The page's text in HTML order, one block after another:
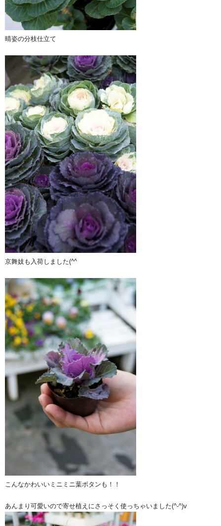
晴姿の分枝仕立て
京舞妓も入荷しました(^^ゞ
こんなかわいいミニミニ葉ボタンも！！
あんまり可愛いので寄せ植えにさっそく使っちゃいました(^-^)v